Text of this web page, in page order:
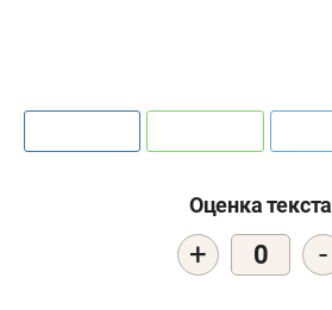
Оценка текста
+ 0 -